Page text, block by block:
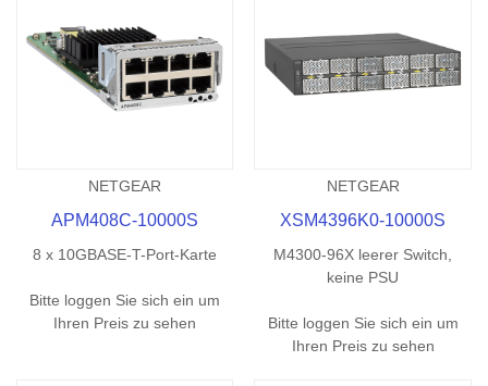
NETGEAR
APM408C-10000S
8 x 10GBASE-T-Port-Karte
Bitte loggen Sie sich ein um
Ihren Preis zu sehen
NETGEAR
XSM4396K0-10000S
M4300-96X leerer Switch,
keine PSU
Bitte loggen Sie sich ein um
Ihren Preis zu sehen